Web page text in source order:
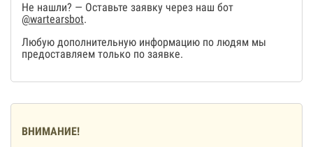
Не нашли? — Оставьте заявку через наш бот
@wartearsbot.
Любую дополнительную информацию по людям мы
предоставляем только по заявке.
ВНИМАНИЕ!